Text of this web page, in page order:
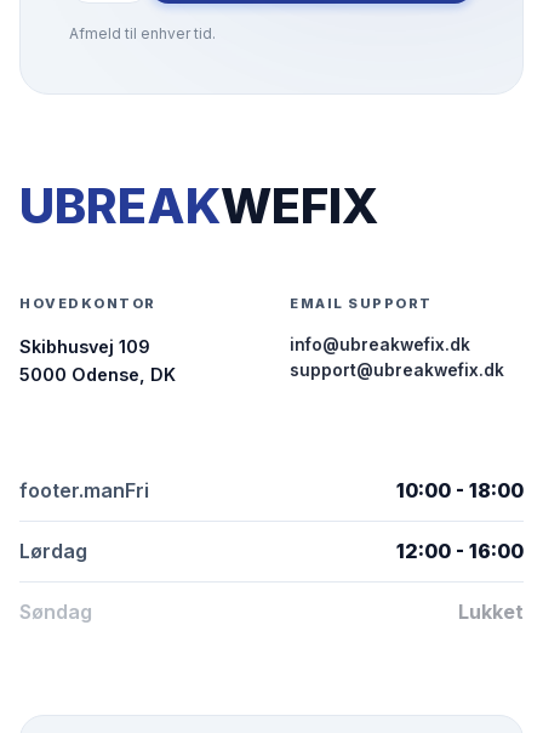
Afmeld til enhver tid.
UBREAKWEFIX
HOVEDKONTOR
Skibhusvej 109
5000 Odense, DK
EMAIL SUPPORT
info@ubreakwefix.dk
support@ubreakwefix.dk
footer.manFri 10:00 - 18:00
Lørdag 12:00 - 16:00
Søndag Lukket